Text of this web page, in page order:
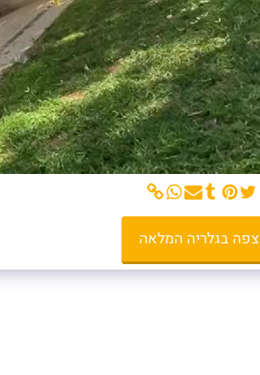
צפה בגלריה המלאה